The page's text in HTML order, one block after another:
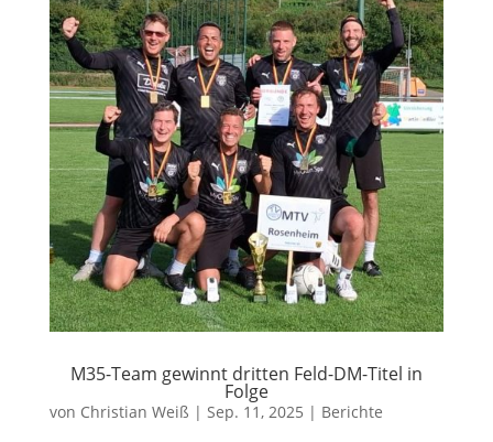
M35-Team gewinnt dritten Feld-DM-Titel in
Folge
von Christian Weiß | Sep. 11, 2025 | Berichte